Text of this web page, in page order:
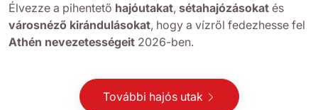
Élvezze a pihentető hajóutakat, sétahajózásokat és
városnéző kirándulásokat, hogy a vízről fedezhesse fel
Athén nevezetességeit 2026-ben.
További hajós utak